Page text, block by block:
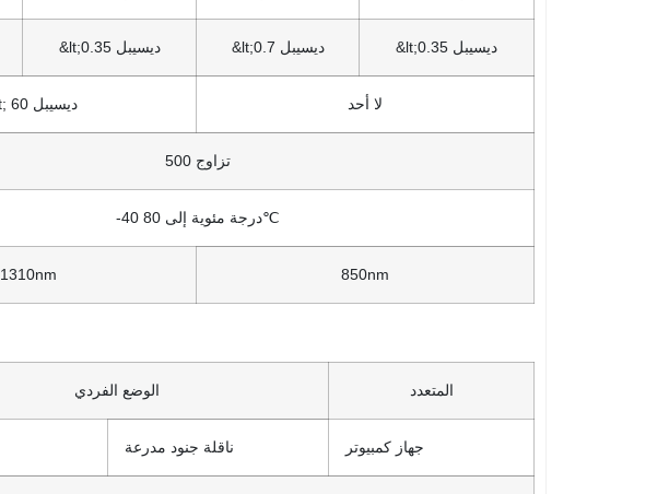
&lt;0.35 ديسيبل &lt;0.7 ديسيبل &lt;0.35 ديسيبل
&gt; 60 ديسيبل لا أحد
500 تزاوج
-40 درجة مئوية إلى 80℃
1310nm 850nm
الوضع الفردي المتعدد
ناقلة جنود مدرعة جهاز كمبيوتر